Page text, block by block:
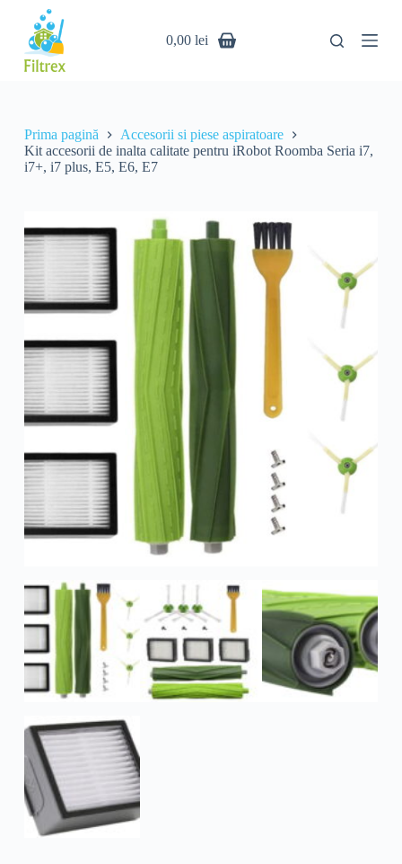
o
n
75,00 0,00 lei
Prima pagină
Accesorii si piese aspiratoare
Kit accesorii de inalta calitate pentru iRobot Roomba Seria i7,
i7+, i7 plus, E5, E6, E7